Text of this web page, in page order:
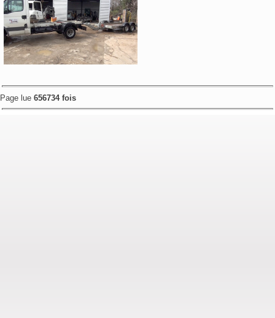
Page lue 656734 fois